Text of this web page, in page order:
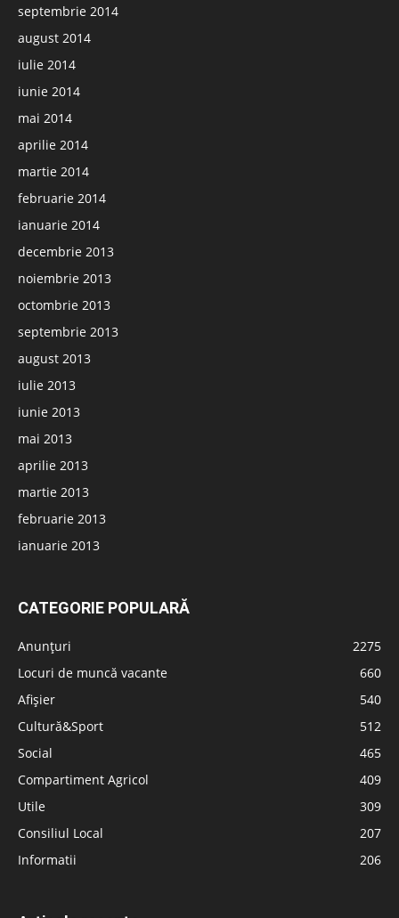
septembrie 2014
august 2014
iulie 2014
iunie 2014
mai 2014
aprilie 2014
martie 2014
februarie 2014
ianuarie 2014
decembrie 2013
noiembrie 2013
octombrie 2013
septembrie 2013
august 2013
iulie 2013
iunie 2013
mai 2013
aprilie 2013
martie 2013
februarie 2013
ianuarie 2013
CATEGORIE POPULARĂ
Anunțuri
2275
Locuri de muncă vacante
660
Afișier
540
Cultură&Sport
512
Social
465
Compartiment Agricol
409
Utile
309
Consiliul Local
207
Informatii
206